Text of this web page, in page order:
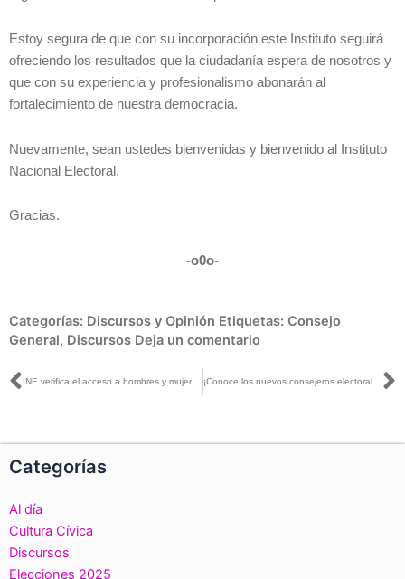
Estoy segura de que con su incorporación este Instituto seguirá
ofreciendo los resultados que la ciudadanía espera de nosotros y
que con su experiencia y profesionalismo abonarán al
fortalecimiento de nuestra democracia.
Nuevamente, sean ustedes bienvenidas y bienvenido al Instituto
Nacional Electoral.
Gracias.
-o0o-
Categorías: Discursos y Opinión Etiquetas: Consejo
General, Discursos Deja un comentario
Ant INE verifica el acceso a hombres y mujeres a publicidad electoral ¡Conoce los nuevos consejeros electorales!
Categorías
Al día
Cultura Cívica
Discursos
Elecciones 2025